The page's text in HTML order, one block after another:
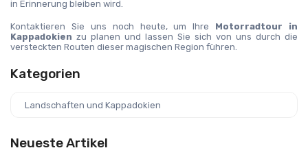
in Erinnerung bleiben wird.
Kontaktieren Sie uns noch heute, um Ihre Motorradtour in
Kappadokien zu planen und lassen Sie sich von uns durch die
versteckten Routen dieser magischen Region führen.
Kategorien
Landschaften und Kappadokien
Neueste Artikel